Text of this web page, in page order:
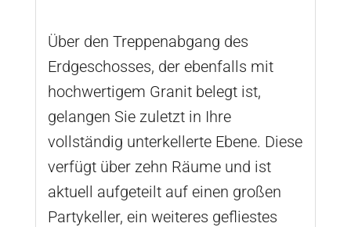
Über den Treppenabgang des
Erdgeschosses, der ebenfalls mit
hochwertigem Granit belegt ist,
gelangen Sie zuletzt in Ihre
vollständig unterkellerte Ebene. Diese
verfügt über zehn Räume und ist
aktuell aufgeteilt auf einen großen
Partykeller, ein weiteres gefliestes